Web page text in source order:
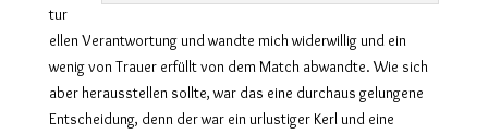
tur
ellen Verantwortung und wandte mich widerwillig und ein
wenig von Trauer erfüllt von dem Match abwandte. Wie sich
aber herausstellen sollte, war das eine durchaus gelungene
Entscheidung, denn der war ein urlustiger Kerl und eine